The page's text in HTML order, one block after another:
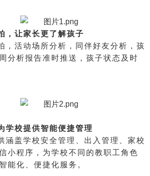
，让家长更了解孩子
，活动场所分析，同伴好友分析，孩
分析报告准时推送，孩子状态及时
学校提供智能便捷管理
涵盖学校安全管理、出入管理、家校
小程序，为学校不同的教职工角色
能化、便捷化服务。